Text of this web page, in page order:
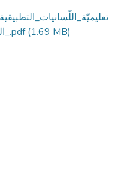
_اللغة_والأدب_العربي_جامعة_تلمسان.pdf(1.69 MB)